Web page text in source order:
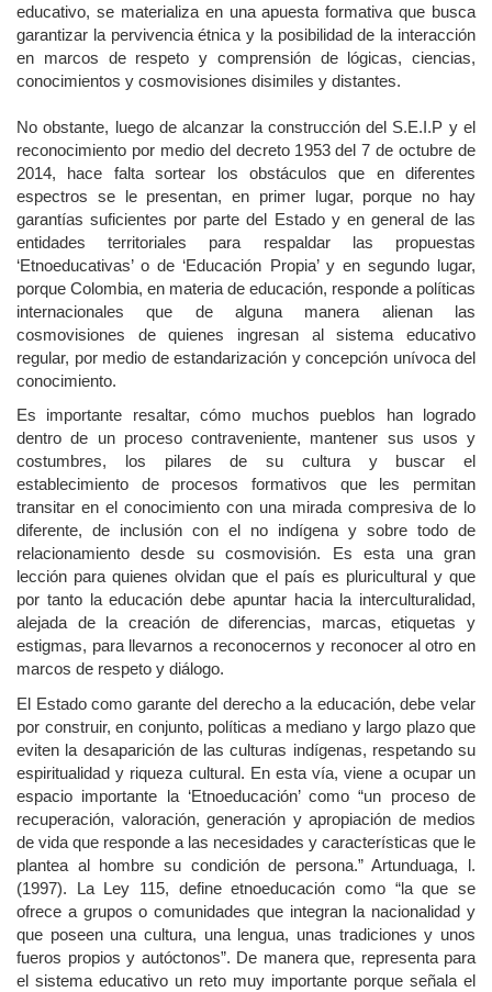
educativo, se materializa en una apuesta formativa que busca
garantizar la pervivencia étnica y la posibilidad de la interacción
en marcos de respeto y comprensión de lógicas, ciencias,
conocimientos y cosmovisiones disimiles y distantes.
No obstante, luego de alcanzar la construcción del S.E.I.P y el
reconocimiento por medio del decreto 1953 del 7 de octubre de
2014, hace falta sortear los obstáculos que en diferentes
espectros se le presentan, en primer lugar, porque no hay
garantías suficientes por parte del Estado y en general de las
entidades territoriales para respaldar las propuestas
‘Etnoeducativas’ o de ‘Educación Propia’ y en segundo lugar,
porque Colombia, en materia de educación, responde a políticas
internacionales que de alguna manera alienan las
cosmovisiones de quienes ingresan al sistema educativo
regular, por medio de estandarización y concepción unívoca del
conocimiento.
Es importante resaltar, cómo muchos pueblos han logrado
dentro de un proceso contraveniente, mantener sus usos y
costumbres, los pilares de su cultura y buscar el
establecimiento de procesos formativos que les permitan
transitar en el conocimiento con una mirada compresiva de lo
diferente, de inclusión con el no indígena y sobre todo de
relacionamiento desde su cosmovisión. Es esta una gran
lección para quienes olvidan que el país es pluricultural y que
por tanto la educación debe apuntar hacia la interculturalidad,
alejada de la creación de diferencias, marcas, etiquetas y
estigmas, para llevarnos a reconocernos y reconocer al otro en
marcos de respeto y diálogo.
El Estado como garante del derecho a la educación, debe velar
por construir, en conjunto, políticas a mediano y largo plazo que
eviten la desaparición de las culturas indígenas, respetando su
espiritualidad y riqueza cultural. En esta vía, viene a ocupar un
espacio importante la ‘Etnoeducación’ como “un proceso de
recuperación, valoración, generación y apropiación de medios
de vida que responde a las necesidades y características que le
plantea al hombre su condición de persona.” Artunduaga, l.
(1997). La Ley 115, define etnoeducación como “la que se
ofrece a grupos o comunidades que integran la nacionalidad y
que poseen una cultura, una lengua, unas tradiciones y unos
fueros propios y autóctonos”. De manera que, representa para
el sistema educativo un reto muy importante porque señala el